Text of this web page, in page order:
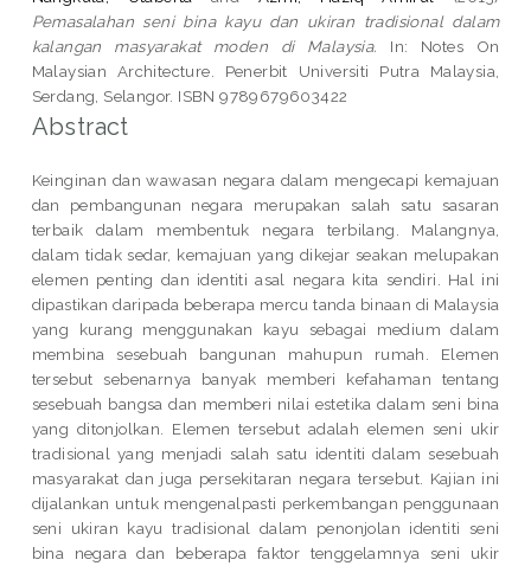
Pemasalahan seni bina kayu dan ukiran tradisional dalam
kalangan masyarakat moden di Malaysia. In: Notes On
Malaysian Architecture. Penerbit Universiti Putra Malaysia,
Serdang, Selangor. ISBN 9789679603422
Abstract
Keinginan dan wawasan negara dalam mengecapi kemajuan
dan pembangunan negara merupakan salah satu sasaran
terbaik dalam membentuk negara terbilang. Malangnya,
dalam tidak sedar, kemajuan yang dikejar seakan melupakan
elemen penting dan identiti asal negara kita sendiri. Hal ini
dipastikan daripada beberapa mercu tanda binaan di Malaysia
yang kurang menggunakan kayu sebagai medium dalam
membina sesebuah bangunan mahupun rumah. Elemen
tersebut sebenarnya banyak memberi kefahaman tentang
sesebuah bangsa dan memberi nilai estetika dalam seni bina
yang ditonjolkan. Elemen tersebut adalah elemen seni ukir
tradisional yang menjadi salah satu identiti dalam sesebuah
masyarakat dan juga persekitaran negara tersebut. Kajian ini
dijalankan untuk mengenalpasti perkembangan penggunaan
seni ukiran kayu tradisional dalam penonjolan identiti seni
bina negara dan beberapa faktor tenggelamnya seni ukir